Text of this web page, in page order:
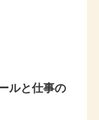
ルと仕事の